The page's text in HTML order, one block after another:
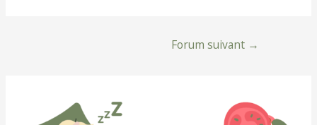
Forum suivant →